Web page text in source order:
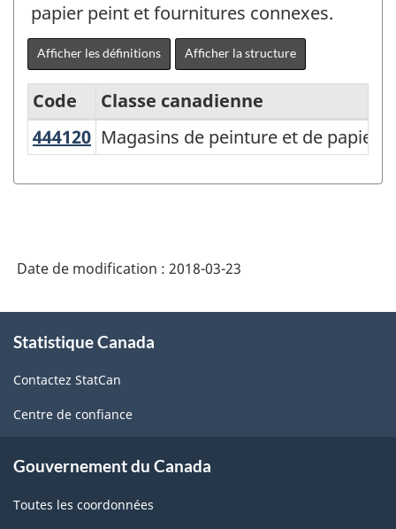
papier peint et fournitures connexes.
Afficher les définitions Afficher la structure
Système
industries
l'Amérique
du
Nord
(SCIAN)
2017
Code
Classe canadienne
444120 Magasins de peinture et de
Magasins de peinture et de papier
Date de modification : 2018-03-23
propos
ce
site
Statistique Canada
Contactez StatCan
Centre de confiance
Gouvernement du Canada
Toutes les coordonnées